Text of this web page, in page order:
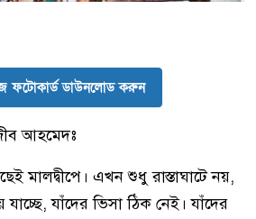
ফটোকার্ড ডাউনলোড করুন
আহমেদঃ
মালদ্বীপে। এখন শুধু রাস্তাঘাটে নয়,
যাঁদের ভিসা ঠিক নেই। যাঁদের